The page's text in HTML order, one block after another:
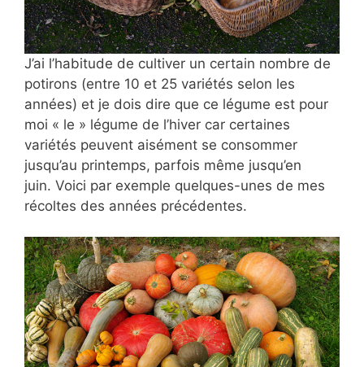
J’ai l’habitude de cultiver un certain nombre de
potirons (entre 10 et 25 variétés selon les
années) et je dois dire que ce légume est pour
moi « le » légume de l’hiver car certaines
variétés peuvent aisément se consommer
jusqu’au printemps, parfois même jusqu’en
juin. Voici par exemple quelques-unes de mes
récoltes des années précédentes.